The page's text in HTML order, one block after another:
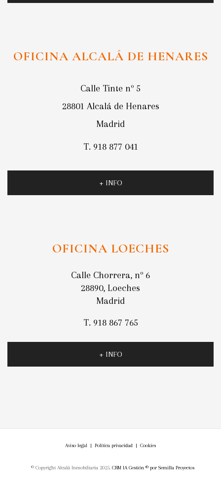
OFICINA ALCALÁ DE HENARES
Calle Tinte nº 5
28801 Alcalá de Henares
Madrid
T. 918 877 041
+ INFO
OFICINA LOECHES
Calle Chorrera, nº 6
28890, Loeches
Madrid
T. 918 867 765
+ INFO
© Copyright Alcalá Inmobiliaria 2025. CRM IA Gestión ©por Semilla Proyectos
Aviso legal | Política privacidad | Cookies